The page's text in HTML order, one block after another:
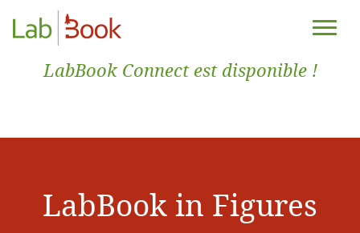
LabBook Connect est disponible !
LabBook in Figures